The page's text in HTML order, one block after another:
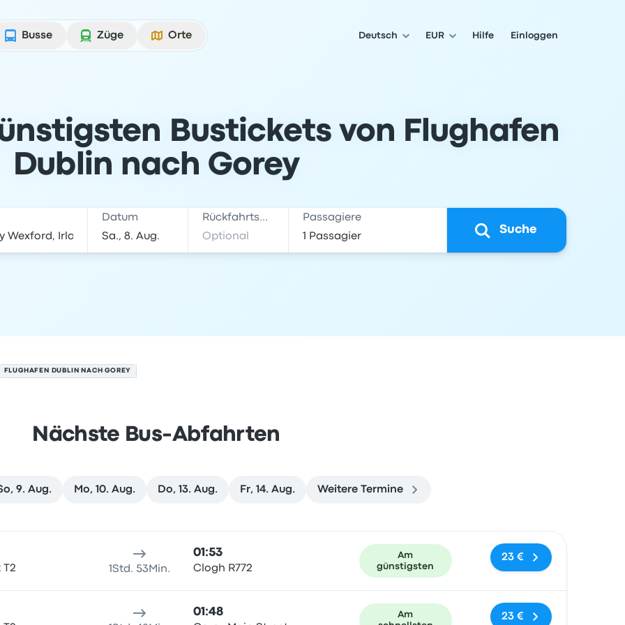
Busse
Züge Orte Deutsch EUR Hilfe Einloggen
Bustickets von Flughafen
Dublin nach Gorey
Datum Rückfahrtsdatum Passagiere
Suche
FLUGHAFEN DUBLIN NACH GOREY
Nächste Bus-Abfahrten
9. Aug. Mo, 10. Aug. Do, 13. Aug. Fr, 14. Aug. Weitere Termine
T2 1Std. 53Min.
01:53
Clogh R772
Am
günstigsten
23 €
01:48
Am
23 €